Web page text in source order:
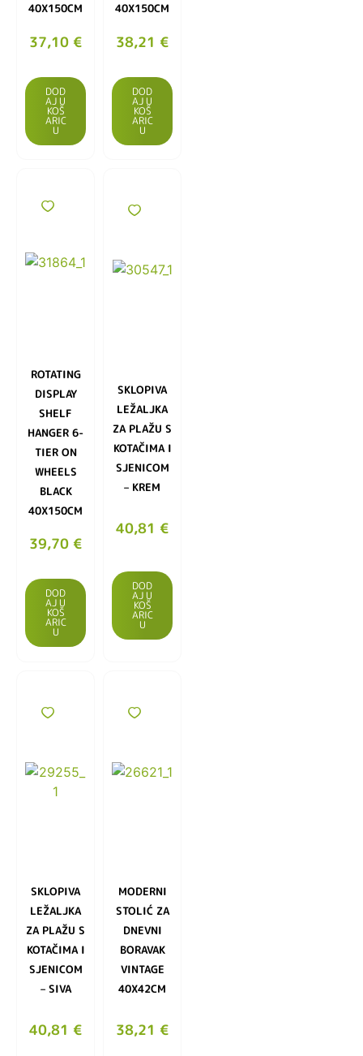
40X150CM
37,10 €
DOD
AJ U
KOŠ
ARIC
U
40X150CM
38,21 €
DOD
AJ U
KOŠ
ARIC
U
ROTATING
DISPLAY
SHELF
HANGER 6-
TIER ON
WHEELS
BLACK
40X150CM
39,70 €
DOD
AJ U
KOŠ
ARIC
U
SKLOPIVA
LEŽALJKA
ZA PLAŽU S
KOTAČIMA I
SJENICOM
– KREM
40,81 €
DOD
AJ U
KOŠ
ARIC
U
SKLOPIVA
LEŽALJKA
ZA PLAŽU S
KOTAČIMA I
SJENICOM
– SIVA
40,81 €
MODERNI
STOLIĆ ZA
DNEVNI
BORAVAK
VINTAGE
40X42CM
38,21 €